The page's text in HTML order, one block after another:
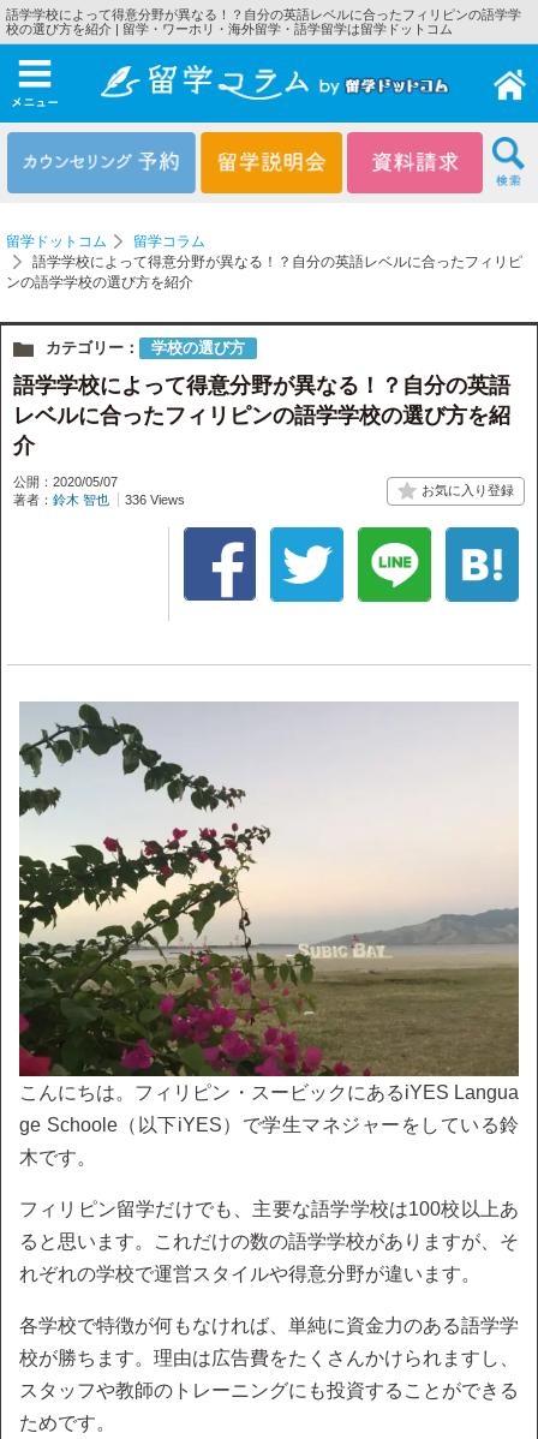
語学学校によって得意分野が異なる！？自分の英語レベルに合ったフィリピンの語学学
校の選び方を紹介 | 留学・ワーホリ・海外留学・語学留学は留学ドットコム
メニュー
留学ドットコム
留学コラム
語学学校によって得意分野が異なる！？自分の英語レベルに合ったフィリピ
ンの語学学校の選び方を紹介
カテゴリー： 学校の選び方
語学学校によって得意分野が異なる！？自分の英語
レベルに合ったフィリピンの語学学校の選び方を紹
介
公開：2020/05/07
著者： 鈴木 智也 336 Views
こんにちは。フィリピン・スービックにあるiYES Langua
ge Schoole（以下iYES）で学生マネジャーをしている鈴
木です。
フィリピン留学だけでも、主要な語学学校は100校以上あ
ると思います。これだけの数の語学学校がありますが、そ
れぞれの学校で運営スタイルや得意分野が違います。
各学校で特徴が何もなければ、単純に資金力のある語学学
校が勝ちます。理由は広告費をたくさんかけられますし、
スタッフや教師のトレーニングにも投資することができる
ためです。